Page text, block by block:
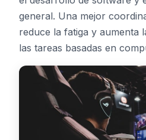
general. Una mejor
reduce la fatiga y aumenta
las tareas basadas en